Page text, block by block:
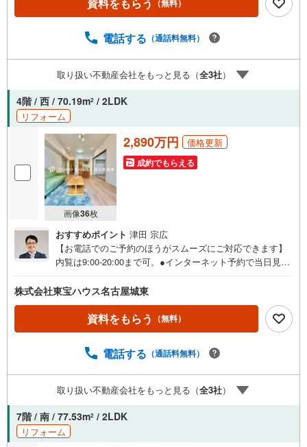
れるお客様にサービスをご用意しています。＼お仕事で忙
事前にご予約頂きましたら営業時間外でのご内覧もご対応
動産業者間で不動産情報が共有されているので、名古屋市
全域や、その他隣接エリアでもご内覧が可能です！ 【大曽
根営業所】○地下鉄名城線、JR中央線「大曽根」駅徒歩1分
○お子様が遊べるキッズスペースあり○定休日ございません
資料をもらう （無料）
電話する （通話料無料）
取り扱い不動産会社をもっと見る（全3社）
4階 / 西 / 70.19m2 / 2LDK
リフォーム
画像36枚
2,890万円 価格更新
成約でもらえる
おすすめポイント 津田 宗広
【お電話でのご予約のほうがスムーズにご対応できます】
内覧は9:00-20:00まで可。●インターネット予約で当日見学
（2）本日～4日以内をご希望の方は「ご要望・ご質問欄」
に希望日時をご記入ください！《東宝ハウス名古屋城東の
こだわり》スタッフ一同、すべてのお客様に対して、自分
の家族や仲の良い友人に対するときと同じ気持ちで接客さ
と出会い、住宅ローンやその他のサービスの内容にもご満
だきます。私たちが携わる不動産ビジネスでは安全で安心
な取引を実現することはプロとしての使命です。営業スタ
ッフを管理職が常にサポートする体制で、ダブルチェック
はもちろん何度も報告と確認を繰り返し、取引の安全性を
追求しています。ご覧いただきありがとうございます！
株式会社東宝ハウス名古屋城東
資料をもらう （無料）
電話する （通話料無料）
取り扱い不動産会社をもっと見る（全3社）
7階 / 南 / 77.53m2 / 2LDK
リフォーム